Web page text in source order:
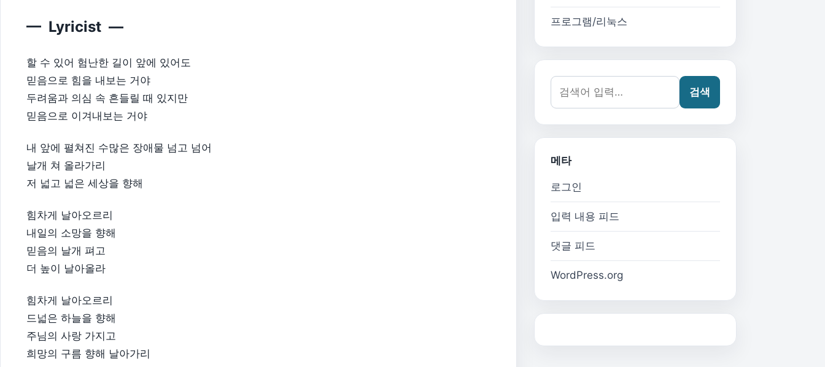
— Lyricist —
할 수 있어 험난한 길이 앞에 있어도
믿음으로 힘을 내보는 거야
두려움과 의심 속 흔들릴 때 있지만
믿음으로 이겨내보는 거야
내 앞에 펼쳐진 수많은 장애물 넘고 넘어
날개 쳐 올라가리
저 넓고 넓은 세상을 향해
힘차게 날아오르리
내일의 소망을 향해
믿음의 날개 펴고
더 높이 날아올라
힘차게 날아오르리
드넓은 하늘을 향해
주님의 사랑 가지고
희망의 구름 향해 날아가리
프로그램/리눅스
검색어:
검색
메타
로그인
입력 내용 피드
댓글 피드
WordPress.org